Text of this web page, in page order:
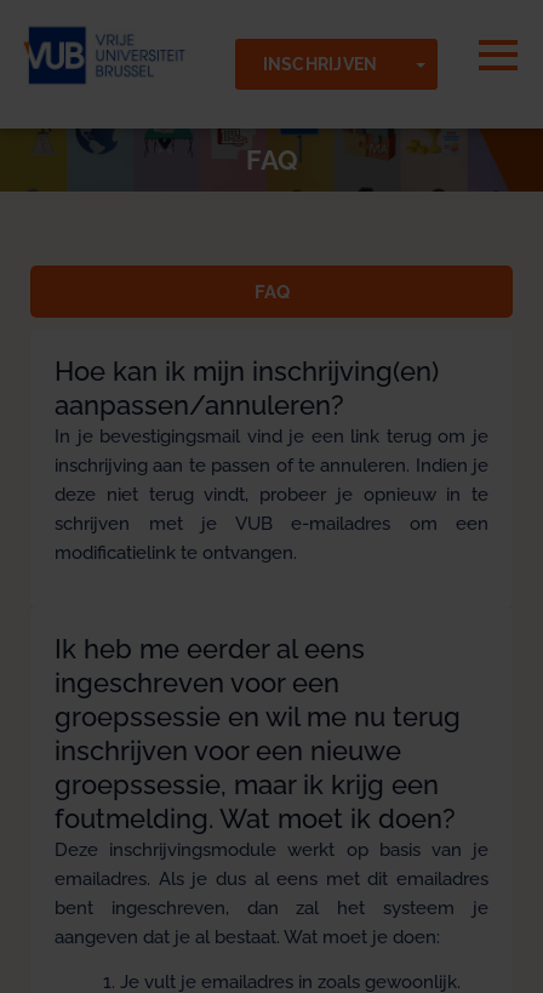
INSCHRIJVEN TOGGLE
Vrije-Universiteit-Brussel-VUB
FAQ
FAQ
Hoe kan ik mijn inschrijving(en)
aanpassen/annuleren?
In je bevestigingsmail vind je een link terug om je
inschrijving aan te passen of te annuleren. Indien je
deze niet terug vindt, probeer je opnieuw in te
schrijven met je VUB e-mailadres om een
modificatielink te ontvangen.
Ik heb me eerder al eens
ingeschreven voor een
groepssessie en wil me nu terug
inschrijven voor een nieuwe
groepssessie, maar ik krijg een
foutmelding. Wat moet ik doen?
Deze inschrijvingsmodule werkt op basis van je
emailadres. Als je dus al eens met dit emailadres
bent ingeschreven, dan zal het systeem je
aangeven dat je al bestaat. Wat moet je doen:
Je vult je emailadres in zoals gewoonlijk.
Gedetecteerde tijdzone